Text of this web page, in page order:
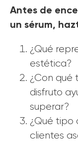
Antes de
un sérum,
¿Qué
estética?
¿Con qué
disfruto
superar?
¿Qué tipo
clientes